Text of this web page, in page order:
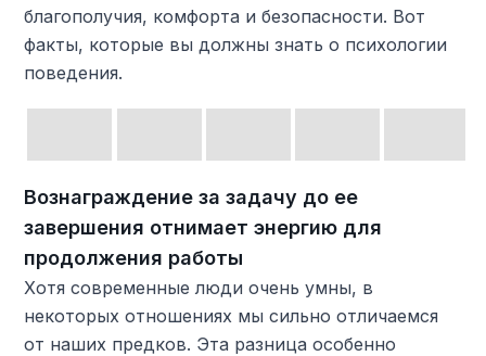
благополучия, комфорта и безопасности. Вот
факты, которые вы должны знать о психологии
поведения.
Вознаграждение за задачу до ее
завершения отнимает энергию для
продолжения работы
Хотя современные люди очень умны, в
некоторых отношениях мы сильно отличаемся
от наших предков. Эта разница особенно